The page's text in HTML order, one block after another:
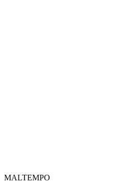
MALTEMPO